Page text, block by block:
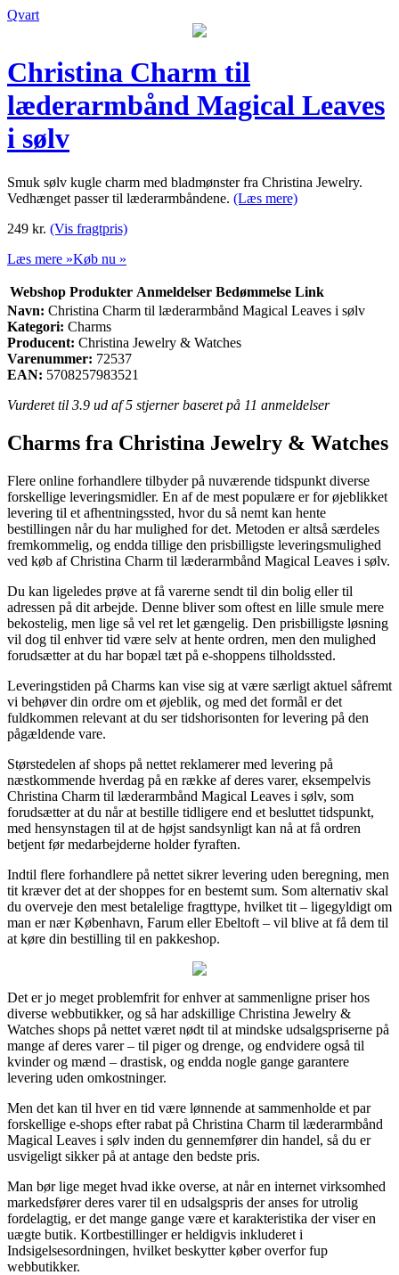
Qvart
Christina Charm til
læderarmbånd Magical Leaves
i sølv
Smuk sølv kugle charm med bladmønster fra Christina Jewelry.
Vedhænget passer til læderarmbåndene. (Læs mere)
249 kr. (Vis fragtpris)
Læs mere »Køb nu »
Webshop Produkter Anmeldelser Bedømmelse Link
Navn: Christina Charm til læderarmbånd Magical Leaves i sølv
Kategori: Charms
Producent: Christina Jewelry & Watches
Varenummer: 72537
EAN: 5708257983521
Vurderet til 3.9 ud af 5 stjerner baseret på 11 anmeldelser
Charms fra Christina Jewelry & Watches
Flere online forhandlere tilbyder på nuværende tidspunkt diverse
forskellige leveringsmidler. En af de mest populære er for øjeblikket
levering til et afhentningssted, hvor du så nemt kan hente
bestillingen når du har mulighed for det. Metoden er altså særdeles
fremkommelig, og endda tillige den prisbilligste leveringsmulighed
ved køb af Christina Charm til læderarmbånd Magical Leaves i sølv.
Du kan ligeledes prøve at få varerne sendt til din bolig eller til
adressen på dit arbejde. Denne bliver som oftest en lille smule mere
bekostelig, men lige så vel ret let gængelig. Den prisbilligste løsning
vil dog til enhver tid være selv at hente ordren, men den mulighed
forudsætter at du har bopæl tæt på e-shoppens tilholdssted.
Leveringstiden på Charms kan vise sig at være særligt aktuel såfremt
vi behøver din ordre om et øjeblik, og med det formål er det
fuldkommen relevant at du ser tidshorisonten for levering på den
pågældende vare.
Størstedelen af shops på nettet reklamerer med levering på
næstkommende hverdag på en række af deres varer, eksempelvis
Christina Charm til læderarmbånd Magical Leaves i sølv, som
forudsætter at du når at bestille tidligere end et besluttet tidspunkt,
med hensynstagen til at de højst sandsynligt kan nå at få ordren
betjent før medarbejderne holder fyraften.
Indtil flere forhandlere på nettet sikrer levering uden beregning, men
tit kræver det at der shoppes for en bestemt sum. Som alternativ skal
du overveje den mest betalelige fragttype, hvilket tit – ligegyldigt om
man er nær København, Farum eller Ebeltoft – vil blive at få dem til
at køre din bestilling til en pakkeshop.
Det er jo meget problemfrit for enhver at sammenligne priser hos
diverse webbutikker, og så har adskillige Christina Jewelry &
Watches shops på nettet været nødt til at mindske udsalgspriserne på
mange af deres varer – til piger og drenge, og endvidere også til
kvinder og mænd – drastisk, og endda nogle gange garantere
levering uden omkostninger.
Men det kan til hver en tid være lønnende at sammenholde et par
forskellige e-shops efter rabat på Christina Charm til læderarmbånd
Magical Leaves i sølv inden du gennemfører din handel, så du er
usvigeligt sikker på at antage den bedste pris.
Man bør lige meget hvad ikke overse, at når en internet virksomhed
markedsfører deres varer til en udsalgspris der anses for utrolig
fordelagtig, er det mange gange være et karakteristika der viser en
uægte butik. Kortbestillinger er heldigvis inkluderet i
Indsigelsesordningen, hvilket beskytter køber overfor fup
webbutikker.